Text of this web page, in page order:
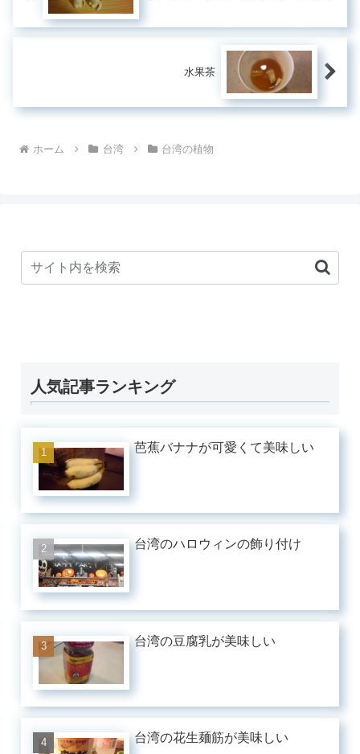
水果茶
ホーム 台湾 台湾の植物
人気記事ランキング
芭蕉バナナが可愛くて美味しい
台湾のハロウィンの飾り付け
台湾の豆腐乳が美味しい
台湾の花生麺筋が美味しい